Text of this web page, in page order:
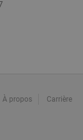
À propos Carrière
du partage